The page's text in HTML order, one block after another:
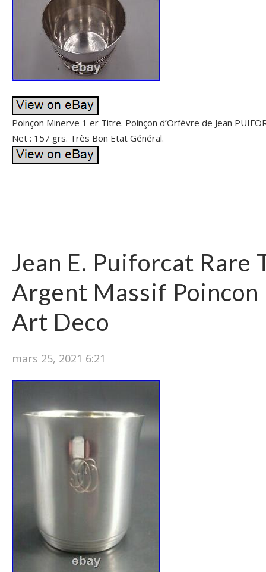
Poinçon Minerve 1 er Titre. Poinçon d’Orfèvre de Jean
Net : 157 grs. Très Bon Etat Général.
Jean E. Puiforcat Rare
Argent Massif
Art Deco
mars 25, 2021 6:21